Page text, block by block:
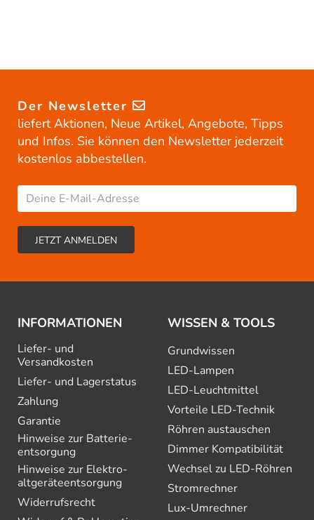
Der Newsletter
liefert Aktionen, Neue Artikel, Angebote, Tipps
und Infos. Sie können den Newsletter jederzeit
kostenlos abbestellen.
INFORMATIONEN
Liefer- und
Versandkosten
Liefer- und Lagerstatus
Zahlung
Garantie
Hinweise zur Batterie­
entsorgung
Hinweise zur Elektro­
altgeräte­entsorgung
Widerrufsrecht
WISSEN & TOOLS
Grundwissen
LED-Lampen
LED-Leuchtmittel
Vorteile LED-Technik
Röhren austauschen
Dimmer Kompatibilität
Wechsel zu LED-Röhren
Stromrechner
Lux-Umrechner